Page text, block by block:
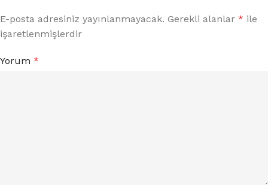
E-posta adresiniz yayınlanmayacak. Gerekli alanlar * ile
işaretlenmişlerdir
Yorum *